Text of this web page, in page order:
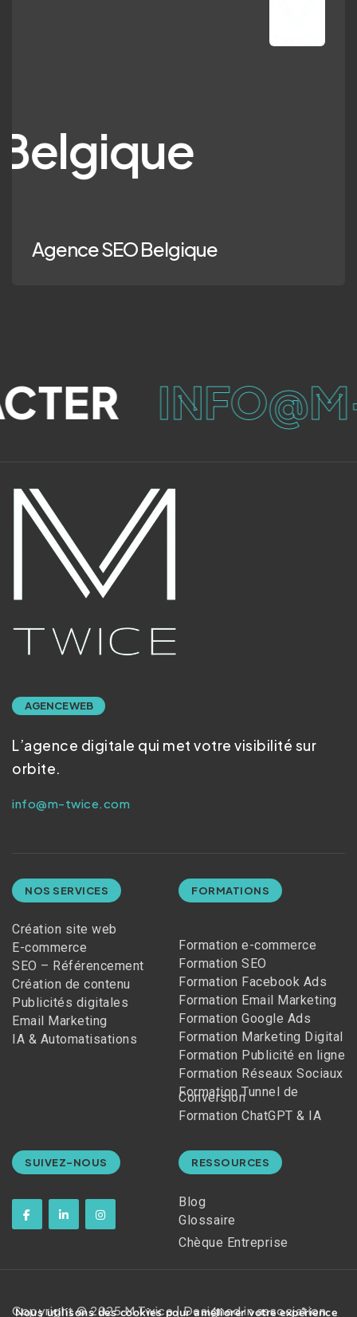
Agence SEO Belgique
AGENCE WEB
L’agence digitale qui met votre visibilité sur
orbite.
info@m-twice.com
NOS SERVICES
Création site web
E-commerce
SEO – Référencement
Création de contenu
Publicités digitales
Email Marketing
IA & Automatisations
FORMATIONS
Formation e-commerce
Formation SEO
Formation Facebook Ads
Formation Email Marketing
Formation Google Ads
Formation Marketing Digital
Formation Publicité en ligne
Formation Réseaux Sociaux
Formation Tunnel de
Conversion
Formation ChatGPT & IA
SUIVEZ-NOUS RESSOURCES
Blog
Glossaire
Chèque Entreprise
Copyright © 2025 M Twice | Designed in association
Nous utilisons des cookies pour améliorer votre expérience